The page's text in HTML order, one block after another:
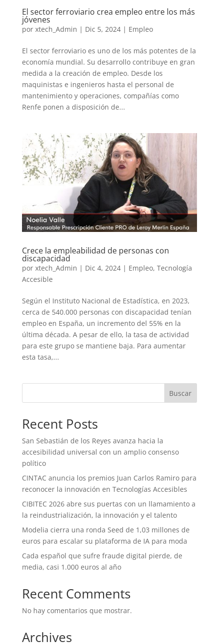
El sector ferroviario crea empleo entre los más
jóvenes
por xtech_Admin | Dic 5, 2024| Empleo
El sector ferroviario es uno de los más potentes de la
economía mundial. Su desarrollo contribuye en gran
medida a la creación de empleo. Desde los
maquinistas e ingenieros hasta el personal de
mantenimiento y operaciones, compañías como
Renfe ponen a disposición de...
Crece la empleabilidad de personas con
discapacidad
por xtech_Admin | Dic 4, 2024| Empleo, Tecnología
Accesible
Según el Instituto Nacional de Estadística, en 2023,
cerca de 540.000 personas con discapacidad tenían
empleo en España, un incremento del 55% en la
última década. A pesar de ello, la tasa de actividad
para este grupo se mantiene baja. Para aumentar
esta tasa,...
Buscar
Recent Posts
San Sebastián de los Reyes avanza hacia la
accesibilidad universal con un amplio consenso
político
CINTAC anuncia los premios Juan Carlos Ramiro para
reconocer la innovación en Tecnologías Accesibles
CIBITEC 2026 abre sus puertas con un llamamiento a
la reindustrialización, la innovación y el talento
Modelia cierra una ronda Seed de 1,03 millones de
euros para escalar su plataforma de IA para moda
Cada español que sufre fraude digital pierde, de
media, casi 1.000 euros al año
Recent Comments
No hay comentarios que mostrar.
Archives